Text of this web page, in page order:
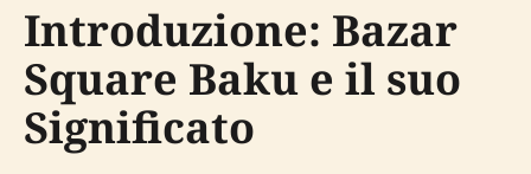
Introduzione: Bazar
Square Baku e il suo
Significato